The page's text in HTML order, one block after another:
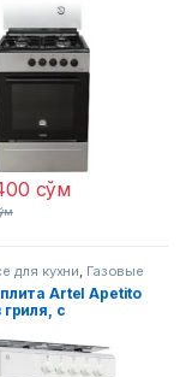
сўм
для кухни, Газовые
Artel Apetito
гриля, с